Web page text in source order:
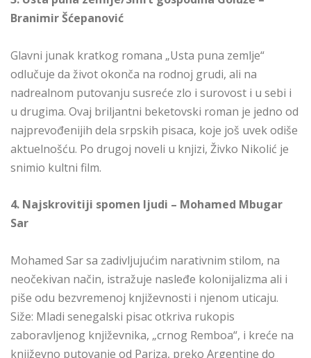
Branimir Šćepanović
Glavni junak kratkog romana „Usta puna zemlje“
odlučuje da život okonča na rodnoj grudi, ali na
nadrealnom putovanju susreće zlo i surovost i u sebi i
u drugima. Ovaj briljantni beketovski roman je jedno od
najprevođenijih dela srpskih pisaca, koje još uvek odiše
aktuelnošću. Po drugoj noveli u knjizi, Živko Nikolić je
snimio kultni film.
4. Najskrovitiji spomen ljudi – Mohamed Mbugar
Sar
Mohamed Sar sa zadivljujućim narativnim stilom, na
neočekivan način, istražuje nasleđe kolonijalizma ali i
piše odu bezvremenoj književnosti i njenom uticaju.
Siže: Mladi senegalski pisac otkriva rukopis
zaboravljenog književnika, „crnog Remboa“, i kreće na
književno putovanje od Pariza, preko Argentine do